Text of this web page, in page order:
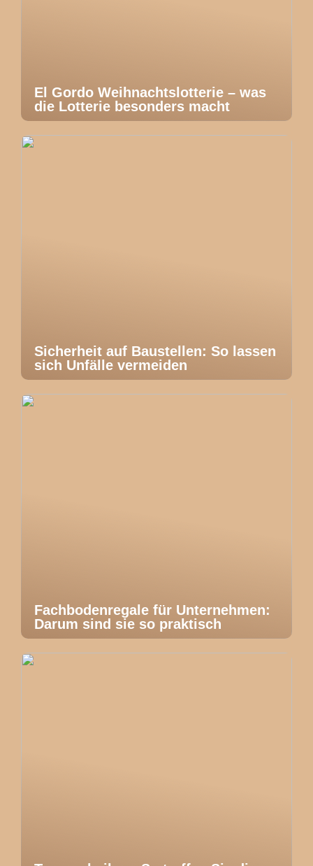
El Gordo Weihnachtslotterie – was
die Lotterie besonders macht
Sicherheit auf Baustellen: So lassen
sich Unfälle vermeiden
Fachbodenregale für Unternehmen:
Darum sind sie so praktisch